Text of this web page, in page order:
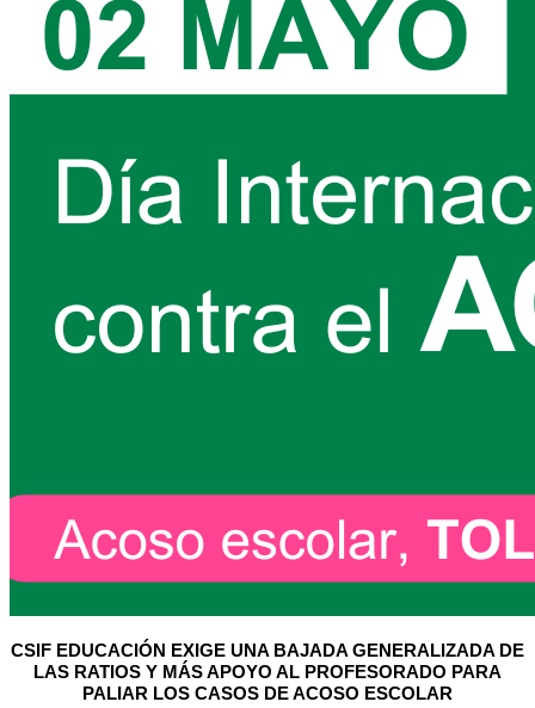
CSIF EDUCACIÓN EXIGE UNA BAJADA GENERALIZADA DE
LAS RATIOS Y MÁS APOYO AL PROFESORADO PARA
PALIAR LOS CASOS DE ACOSO ESCOLAR